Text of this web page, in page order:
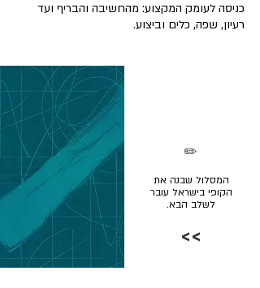
כניסה לעומק המקצוע: מהחשיבה והבריף ועד
רעיון, שפה, כלים וביצוע.
המסלול שבנה את
הקופי בישראל עובר
לשלב הבא.
✏️
>>